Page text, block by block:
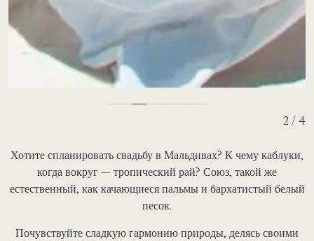
2 / 4
Хотите спланировать свадьбу в Мальдивах? К чему каблуки,
когда вокруг — тропический рай? Союз, такой же
естественный, как качающиеся пальмы и бархатистый белый
песок.
Почувствуйте сладкую гармонию природы, делясь своими